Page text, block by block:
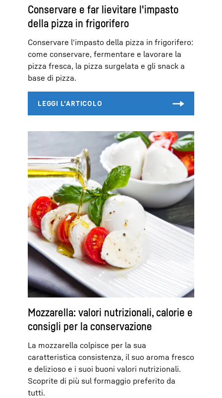
Conservare e far lievitare l'impasto
della pizza in frigorifero
Conservare l'impasto della pizza in frigorifero:
come conservare, fermentare e lavorare la
pizza fresca, la pizza surgelata e gli snack a
base di pizza.
Mozzarella: valori nutrizionali, calorie e
consigli per la conservazione
La mozzarella colpisce per la sua
caratteristica consistenza, il suo aroma fresco
e delizioso e i suoi buoni valori nutrizionali.
Scoprite di più sul formaggio preferito da
tutti.